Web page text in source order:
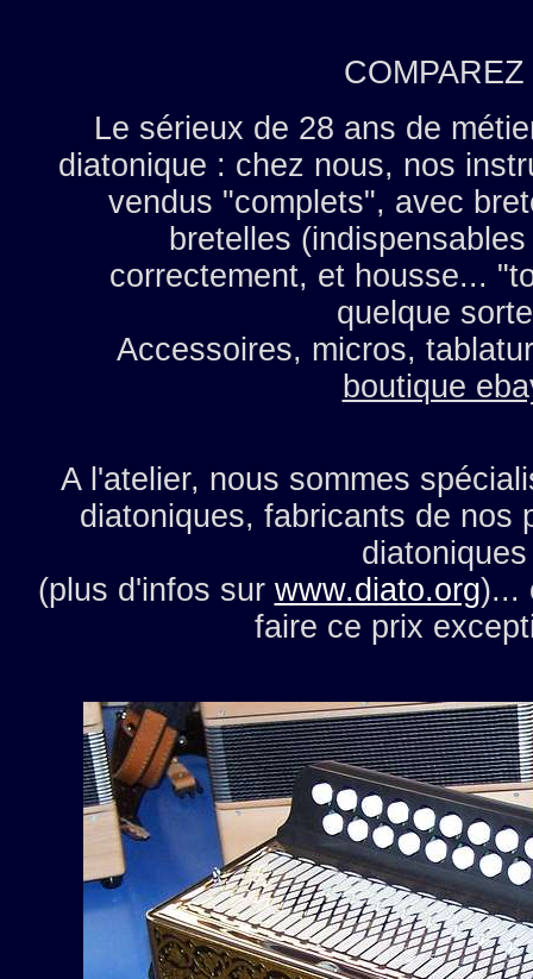
COMPAREZ
Le sérieux de 28 ans de
diatonique : chez nous, nos
vendus "complets", avec
bretelles
correctement, et housse...
quelque
Accessoires, micros,
boutique
A l'atelier, nous sommes
diatoniques, fabricants de nos
diatoniques
(plus d'infos sur www.diato.org)...
faire ce prix